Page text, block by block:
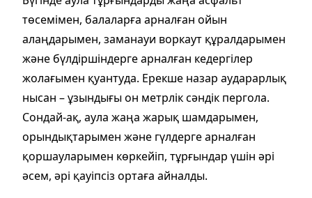
төсемімен, балаларға арналған ойын
алаңдарымен, заманауи воркаут құралдарымен
және бүлдіршіндерге арналған кедергілер
жолағымен қуантуда. Ерекше назар аударарлық
нысан – ұзындығы он метрлік сәндік пергола.
Сондай-ақ, аула жаңа жарық шамдарымен,
орындықтарымен және гүлдерге арналған
қоршауларымен көркейіп, тұрғындар үшін әрі
әсем, әрі қауіпсіз ортаға айналды.